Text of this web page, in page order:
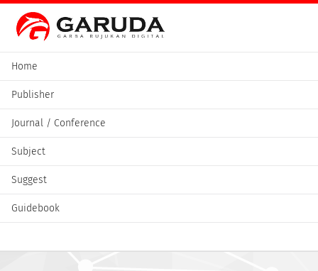
Home
Publisher
Journal / Conference
Subject
Suggest
Guidebook